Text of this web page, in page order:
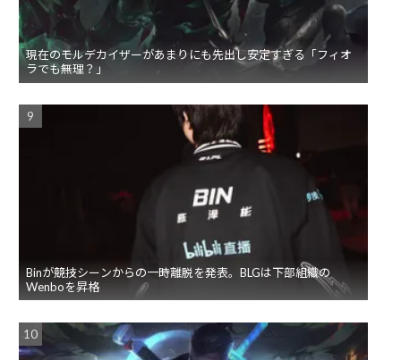
現在のモルデカイザーがあまりにも先出し安定すぎる「フィオ
ラでも無理？」
Binが競技シーンからの一時離脱を発表。BLGは下部組織の
Wenboを昇格